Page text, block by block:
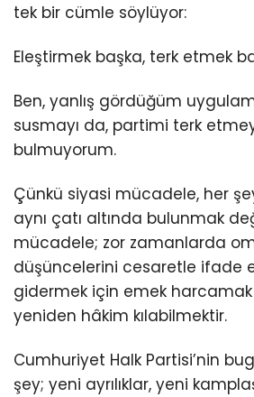
tek bir cümle söylüyor:
Eleştirmek başka, terk etmek
Ben, yanlış gördüğüm
susmayı da, partimi terk
bulmuyorum.
Çünkü siyasi mücadele, her
aynı çatı altında bulunmak
mücadele; zor zamanlarda
düşüncelerini cesaretle ifade
gidermek için emek harcamak
yeniden hâkim kılabilmektir.
Cumhuriyet Halk Partisi’nin
şey; yeni ayrılıklar, yeni